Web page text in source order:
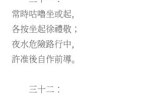
常時咕嚕坐或起，
各按坐起徐禮敬；
夜水危險路行中，
許准後自作前導。
三十二：